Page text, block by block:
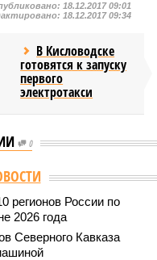
18.12.2017 09:01
18.12.2017 09:34
В Кисловодске
готовятся к запуску
первого
электротакси
0
регионов России по
2026 года
Северного Кавказа